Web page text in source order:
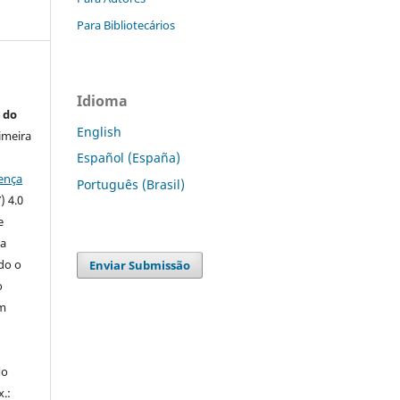
do
4.0
o
Para Bibliotecários
Idioma
English
Español (España)
Português (Brasil)
Enviar Submissão